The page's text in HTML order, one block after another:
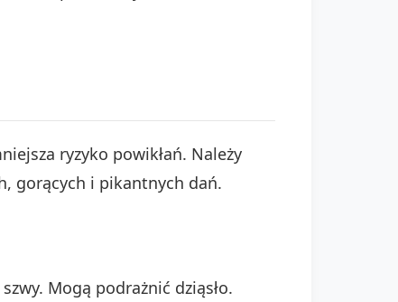
ryzyko powikłań. Należy
gorących i pikantnych dań.
Mogą podrażnić dziąsło.